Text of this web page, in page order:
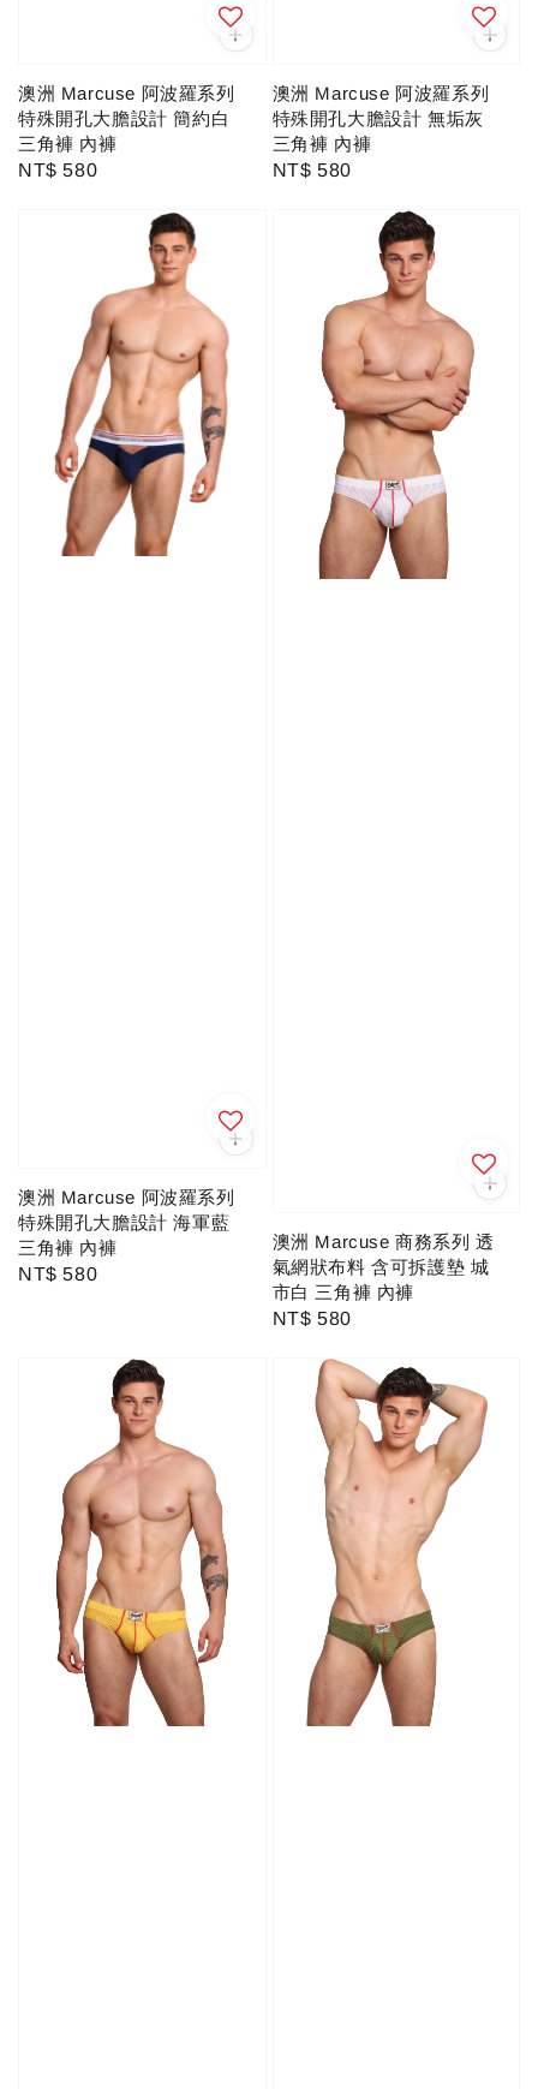
澳洲 Marcuse 阿波羅系列
特殊開孔大膽設計 簡約白
三角褲 內褲
Regular
NT$ 580
澳洲 Marcuse 阿波羅系列
特殊開孔大膽設計 無垢灰
三角褲 內褲
Regular
NT$ 580
澳洲 Marcuse 阿波羅系列
特殊開孔大膽設計 海軍藍
三角褲 內褲
Regular
NT$ 580
澳洲 Marcuse 商務系列 透
氣網狀布料 含可拆護墊 城
市白 三角褲 內褲
Regular
NT$ 580